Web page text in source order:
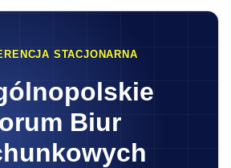
STACJONARNA
Biur